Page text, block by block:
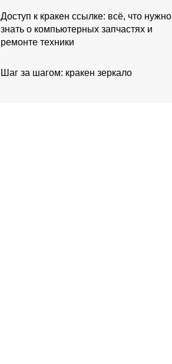
Доступ к кракен ссылке: всё, что нужно
знать о компьютерных запчастях и
ремонте техники
Шаг за шагом: кракен зеркало